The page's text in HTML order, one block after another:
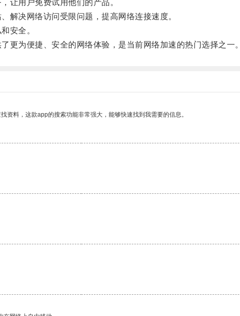
用户免费试用他们的产品。
决网络访问受限问题，提高网络连接速度。
安全。
为便捷、安全的网络体验，是当前网络加速的热门选择之一。
料，这款app的搜索功能非常强大，能够快速找到我需要的信息。